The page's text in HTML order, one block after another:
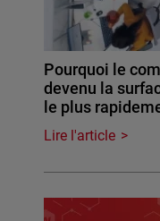
Pourquoi le
devenu la
le plus
Lire l'article